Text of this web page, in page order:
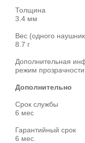
Толщина
3.4 мм
Вес (одного
8.7 г
Дополнительная
режим прозрачности
Дополнительно
Срок службы
6 мес
Гарантийный срок
6 мес.